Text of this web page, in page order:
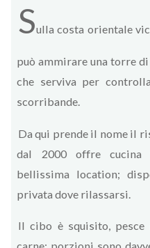
Sulla costa orientale
può ammirare una torre
che serviva per
scorribande.
Da qui prende il nome il
dal 2000 offre cucina
bellissima location;
privata dove rilassarsi.
Il cibo è squisito,